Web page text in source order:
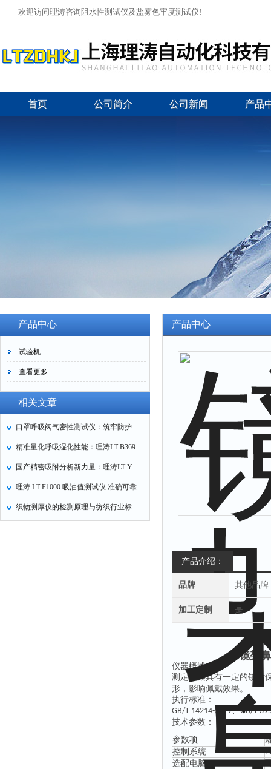
欢迎访问理涛咨询阻水性测试仪及盐雾色牢度测试仪!
首页 公司简介 公司新闻 产品
产品中心
试验机
查看更多
相关文章
口罩呼吸阀气密性测试仪：筑牢防护口罩的质量关卡
精准量化呼吸湿化性能：理涛LT-B369湿化器数据采集装置技术解析
国产精密吸附分析新力量：理涛LT-Y019A全自动高压吸附仪的性能与应用解析
理涛 LT-F1000 吸油值测试仪 准确可靠
织物测厚仪的检测原理与纺织行业标准化应用
产品中心
产品介绍：
品牌 其他品牌
加工定制 是
镜架
仪器概述：
测定镜架具有一定的镜片
形，影响佩戴效果。
执行标准：
GB/T 14214-2019、GB/T
技术参数：
参数项
控制系统
选配电脑